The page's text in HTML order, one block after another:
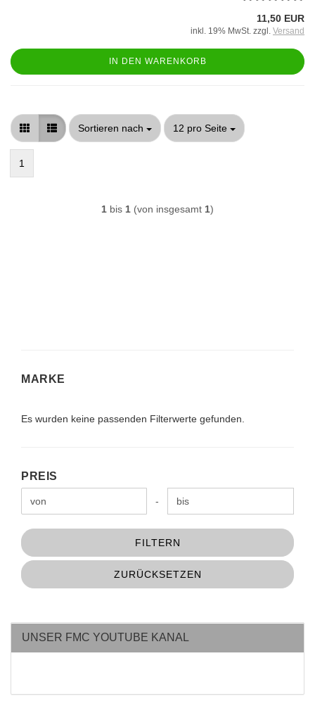
11,50 EUR
inkl. 19% MwSt. zzgl. Versand
IN DEN WARENKORB
Sortieren nach
Sortieren nach 12 pro Seite
pro Seite
1
1 bis 1 (von insgesamt 1)
MARKE
MARKE
Es wurden keine passenden Filterwerte gefunden.
PREIS
PREIS
Preis bis -
FILTERN
ZURÜCKSETZEN
UNSER FMC YOUTUBE KANAL